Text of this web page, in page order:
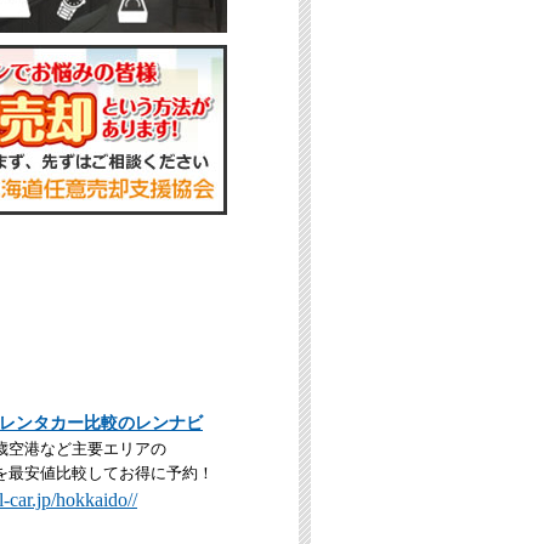
ンタカー比較のレンナビ
空港など主要エリアの
最安値比較してお得に予約！
car.jp/hokkaido//